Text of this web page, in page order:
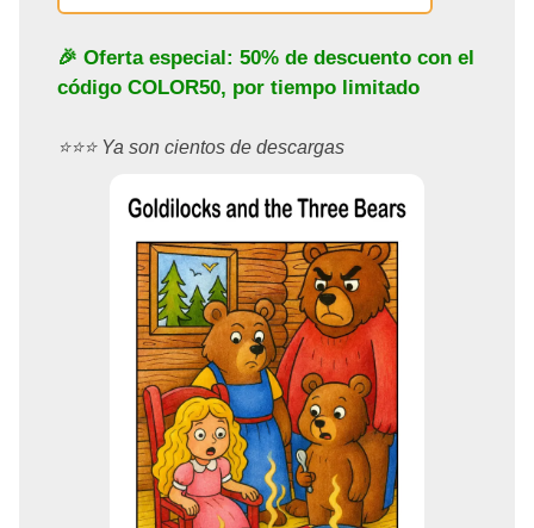
🎉 Oferta especial: 50% de descuento con el
código COLOR50, por tiempo limitado
⭐️⭐️⭐️ Ya son cientos de descargas